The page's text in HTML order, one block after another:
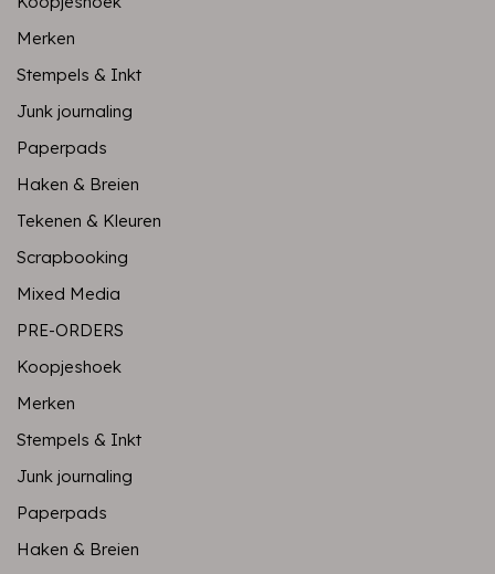
Merken
Stempels & Inkt
Junk journaling
Paperpads
Haken & Breien
Tekenen & Kleuren
Scrapbooking
Mixed Media
PRE-ORDERS
Koopjeshoek
Merken
Stempels & Inkt
Junk journaling
Paperpads
Haken & Breien